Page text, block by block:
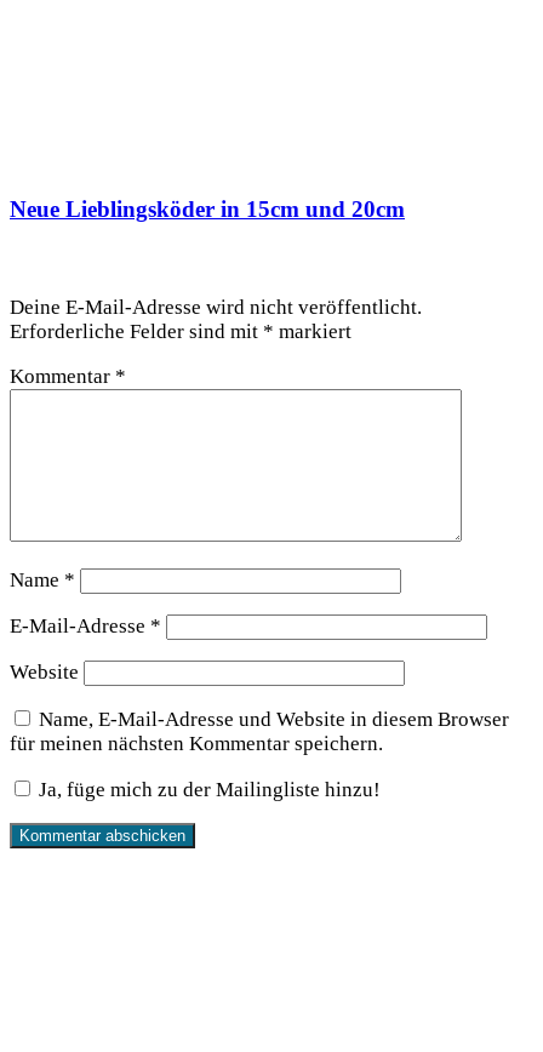
Neue Lieblingsköder in 15cm und 20cm
Deine E-Mail-Adresse wird nicht veröffentlicht.
Erforderliche Felder sind mit * markiert
Kommentar *
Name *
E-Mail-Adresse *
Website
Name, E-Mail-Adresse und Website in diesem Browser
für meinen nächsten Kommentar speichern.
Ja, füge mich zu der Mailingliste hinzu!